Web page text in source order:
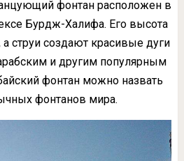
фонтан расположен в
Бурдж-Халифа. Его высота
а струи создают красивые дуги
и другим популярным
фонтан можно назвать
фонтанов мира.